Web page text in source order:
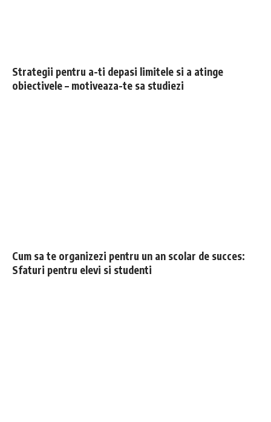
Strategii pentru a-ti depasi limitele si a atinge
obiectivele – motiveaza-te sa studiezi
Cum sa te organizezi pentru un an scolar de succes:
Sfaturi pentru elevi si studenti